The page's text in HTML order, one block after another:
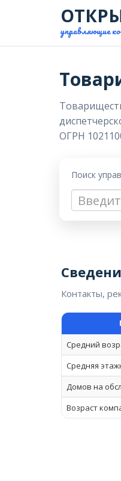
управляющие
ОГРН
Поиск
Контакты,
Средний
Средняя
Домов на
Возраст